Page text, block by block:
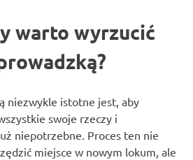
warto wyrzucić
niezwykle istotne jest, aby
swoje rzeczy i
niepotrzebne. Proces ten nie
miejsce w nowym lokum, ale